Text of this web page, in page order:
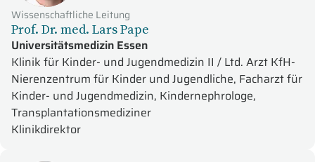
Wissenschaftliche Leitung
Prof. Dr. med. Lars Pape
Universitätsmedizin Essen
Klinik für Kinder- und Jugendmedizin II / Ltd. Arzt KfH-
Nierenzentrum für Kinder und Jugendliche, Facharzt für
Kinder- und Jugendmedizin, Kindernephrologe,
Transplantationsmediziner
Klinikdirektor